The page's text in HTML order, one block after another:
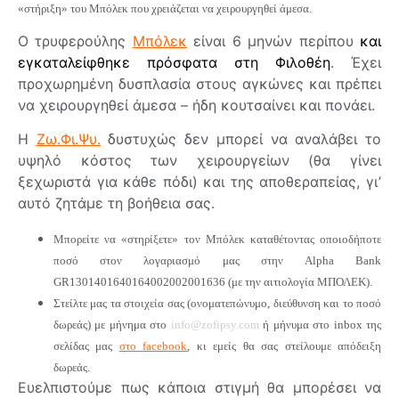
«στήριξη» του Μπόλεκ που χρειάζεται να χειρουργηθεί άμεσα.
O τρυφερούλης Μπόλεκ είναι 6 μηνών περίπου και
εγκαταλείφθηκε πρόσφατα στη Φιλοθέη. Έχει
προχωρημένη δυσπλασία στους αγκώνες και πρέπει
να χειρουργηθεί άμεσα – ήδη κουτσαίνει και πονάει.
Η Ζω.Φι.Ψυ. δυστυχώς δεν μπορεί να αναλάβει το
υψηλό κόστος των χειρουργείων (θα γίνει
ξεχωριστά για κάθε πόδι) και της αποθεραπείας, γι’
αυτό ζητάμε τη βοήθεια σας.
Μπορείτε να «στηρίξετε» τον Μπόλεκ καταθέτοντας οποιοδήποτε
ποσό στον λογαριασμό μας στην Alpha Bank
GR1301401640164002002001636 (με την αιτιολογία ΜΠΟΛΕΚ).
Στείλτε μας τα στοιχεία σας (ονοματεπώνυμο, διεύθυνση και το ποσό
δωρεάς) με μήνημα στο info@zofipsy.com ή μήνυμα στο inbox της
σελίδας μας στο facebook , κι εμείς θα σας στείλουμε απόδειξη
δωρεάς.
Ευελπιστούμε πως κάποια στιγμή θα μπορέσει να